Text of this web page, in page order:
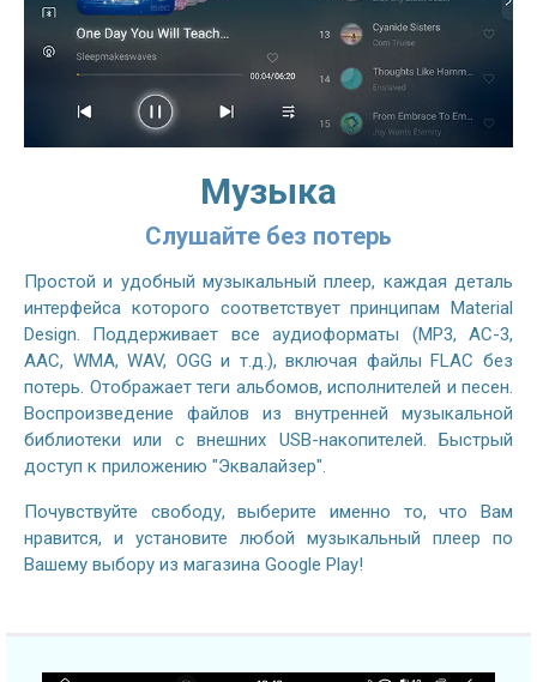
Музыка
Слушайте без потерь
Простой и удобный музыкальный плеер, каждая деталь
интерфейса которого соответствует принципам Material
Design. Поддерживает все аудиоформаты (MP3, AC-3,
AAC, WMA, WAV, OGG и т.д.), включая файлы FLAC без
потерь. Отображает теги альбомов, исполнителей и песен.
Воспроизведение файлов из внутренней музыкальной
библиотеки или с внешних USB-накопителей. Быстрый
доступ к приложению "Эквалайзер".
Почувствуйте свободу, выберите именно то, что Вам
нравится, и установите любой музыкальный плеер по
Вашему выбору из магазина Google Play!